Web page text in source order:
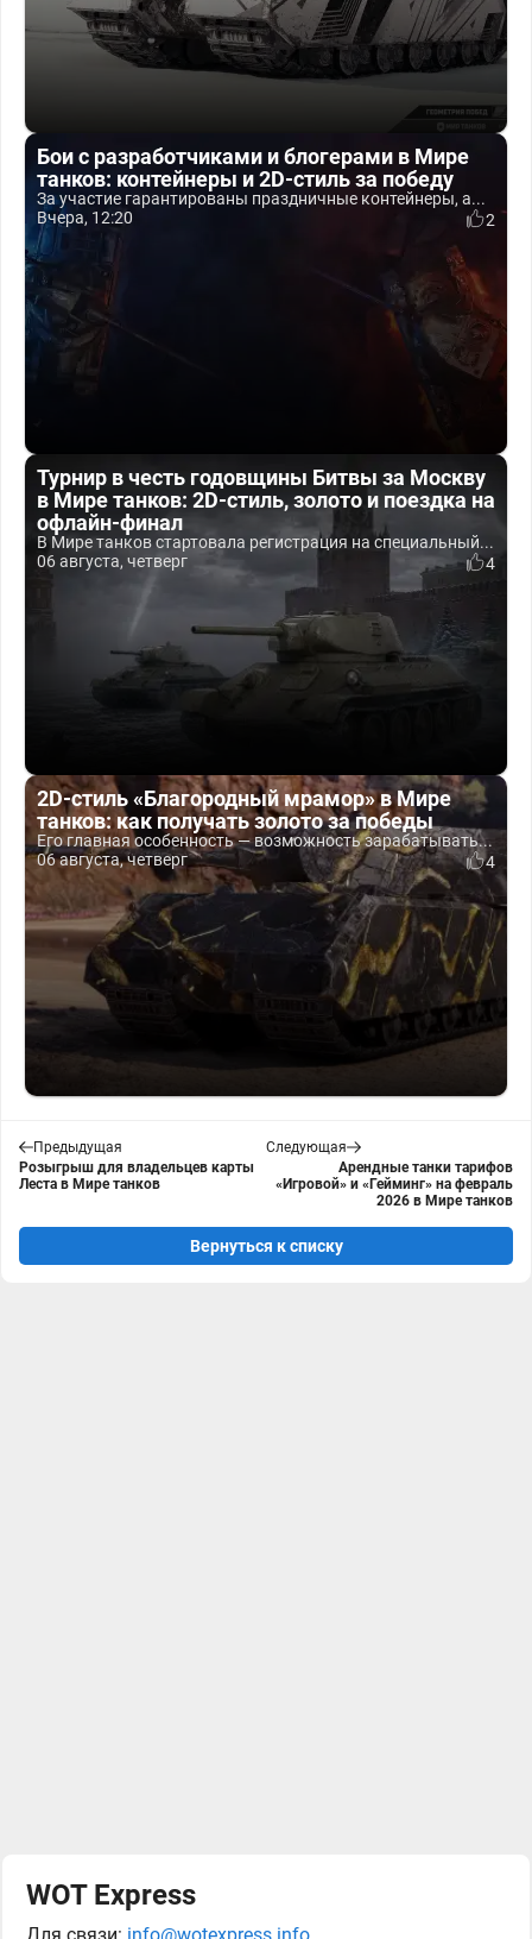
Бои с разработчиками и блогерами в Мире
танков: контейнеры и 2D-стиль за победу
За участие гарантированы праздничные контейнеры, а...
Вчера, 12:20
2
Турнир в честь годовщины Битвы за Москву
в Мире танков: 2D-стиль, золото и поездка на
офлайн-финал
В Мире танков стартовала регистрация на специальный...
06 августа, четверг
4
2D-стиль «Благородный мрамор» в Мире
танков: как получать золото за победы
Его главная особенность — возможность зарабатывать...
06 августа, четверг
4
Предыдущая
Розыгрыш для владельцев карты
Леста в Мире танков
Следующая
Арендные танки тарифов
«Игровой» и «Гейминг» на февраль
2026 в Мире танков
Вернуться к списку
WOT Express